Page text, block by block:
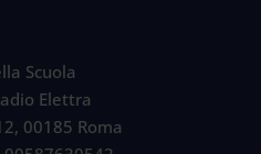
Scuola
Elettra
00185 Roma